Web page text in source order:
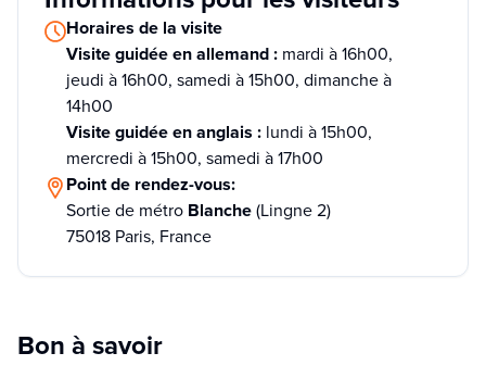
Horaires de la visite
Visite guidée en allemand : mardi à 16h00,
jeudi à 16h00, samedi à 15h00, dimanche à
14h00
Visite guidée en anglais : lundi à 15h00,
mercredi à 15h00, samedi à 17h00
Point de rendez-vous:
Sortie de métro Blanche(Lingne 2)
75018 Paris, France
Bon à savoir